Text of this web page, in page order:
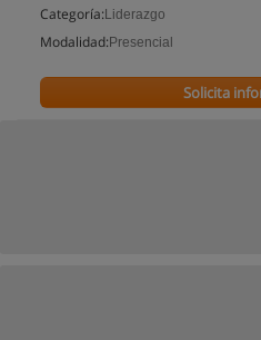
Categoría: Liderazgo
Modalidad: Presencial
Solicita